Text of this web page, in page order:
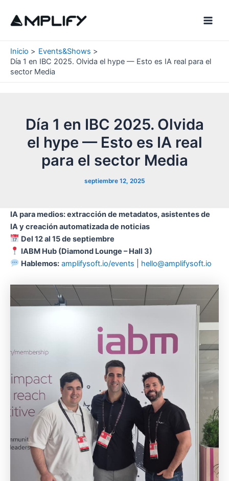
Inicio
Events&Shows
Día 1 en IBC 2025. Olvida el hype — Esto es IA real para el
sector Media
Día 1 en IBC 2025. Olvida
el hype — Esto es IA real
para el sector Media
septiembre 12, 2025
IA para medios: extracción de metadatos, asistentes de
IA y creación automatizada de noticias
Del 12 al 15 de septiembre
IABM Hub (Diamond Lounge – Hall 3)
Hablemos: amplifysoft.io/events hello@amplifysoft.io